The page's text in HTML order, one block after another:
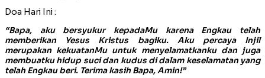
Doa Hari Ini :
“Bapa, aku bersyukur kepadaMu karena Engkau telah
memberikan Yesus Kristus bagiku. Aku percaya Injil
merupakan kekuatanMu untuk menyelamatkanku dan juga
membuatku hidup suci dan kudus di dalam keselamatan yang
telah Engkau beri. Terima kasih Bapa, Amin!”